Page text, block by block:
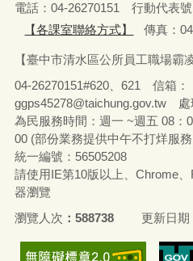
電話：04-26270151 行動代表號
【各課室聯絡方式】
傳真：
【臺中市清水區公所員工職場霸
04-26270151#620、621 信箱：
ggps45278@taichung.gov.tw 處
為民服務時間：週一 ~週五 08：
00 (部份業務提供中午不打烊服
統一編號：56505208
請使用IE第10版以上、Chrome
器瀏覽
瀏覽人次
588738 更新日期